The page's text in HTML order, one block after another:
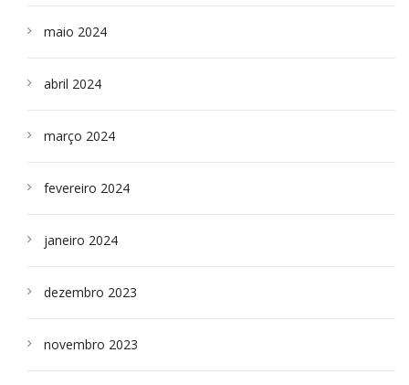
maio 2024
abril 2024
março 2024
fevereiro 2024
janeiro 2024
dezembro 2023
novembro 2023